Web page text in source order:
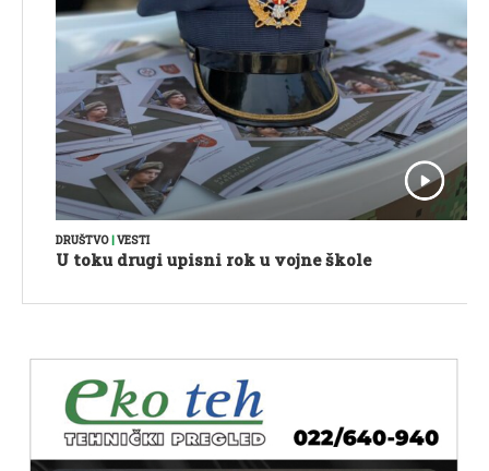
DRUŠTVO|VESTI
U toku drugi upisni rok u vojne škole